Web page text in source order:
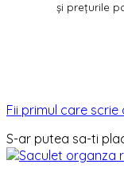
și prețurile
Fii primul care scrie
S-ar putea sa-ti